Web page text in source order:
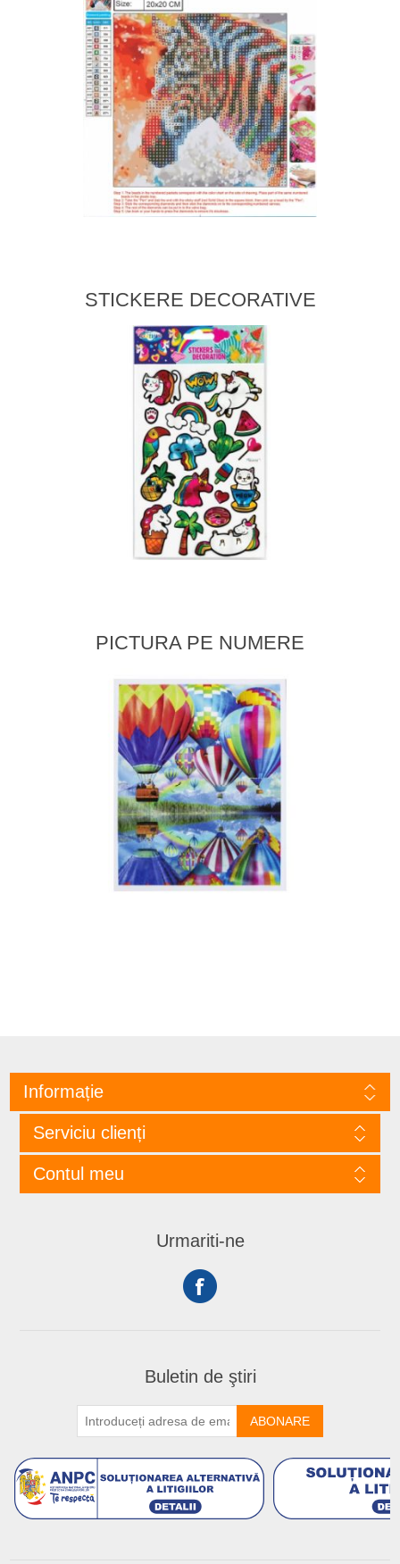
STICKERE DECORATIVE
PICTURA PE NUMERE
Informație
Serviciu clienți
Contul meu
Urmariti-ne
Buletin de ştiri
ABONARE